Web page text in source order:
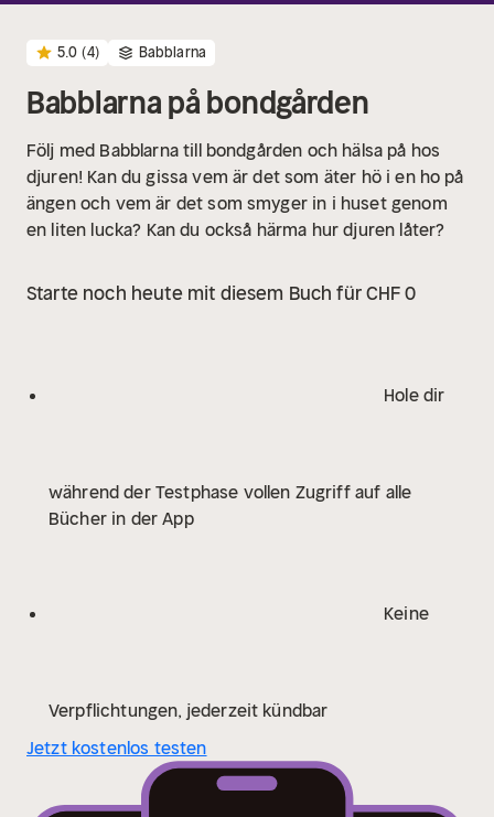
5.0 (4) Babblarna
Babblarna på bondgården
Följ med Babblarna till bondgården och hälsa på hos
djuren! Kan du gissa vem är det som äter hö i en ho på
ängen och vem är det som smyger in i huset genom
en liten lucka? Kan du också härma hur djuren låter?
Starte noch heute mit diesem Buch für CHF 0
Hole dir
während der Testphase vollen Zugriff auf alle
Bücher in der App
Keine
Verpflichtungen, jederzeit kündbar
Jetzt kostenlos testen